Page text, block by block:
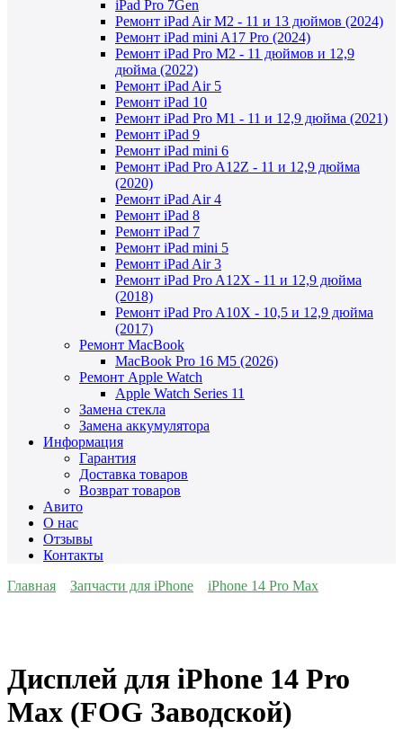
iPad Pro 7Gen
Ремонт iPad Air M2 - 11 и 13 дюймов (2024)
Ремонт iPad mini A17 Pro (2024)
Ремонт iPad Pro M2 - 11 дюймов и 12,9
дюйма (2022)
Ремонт iPad Air 5
Ремонт iPad 10
Ремонт iPad Pro M1 - 11 и 12,9 дюйма (2021)
Ремонт iPad 9
Ремонт iPad mini 6
Ремонт iPad Pro A12Z - 11 и 12,9 дюйма
(2020)
Ремонт iPad Air 4
Ремонт iPad 8
Ремонт iPad 7
Ремонт iPad mini 5
Ремонт iPad Air 3
Ремонт iPad Pro A12X - 11 и 12,9 дюйма
(2018)
Ремонт iPad Pro A10X - 10,5 и 12,9 дюйма
(2017)
Ремонт MacBook
MacBook Pro 16 M5 (2026)
Ремонт Apple Watch
Apple Watch Series 11
Замена стекла
Замена аккумулятора
Информация
Гарантия
Доставка товаров
Возврат товаров
Авито
О нас
Отзывы
Контакты
Главная
Запчасти для iPhone iPhone 14 Pro Max
Дисплей для iPhone 14 Pro
Max (FOG Заводской)